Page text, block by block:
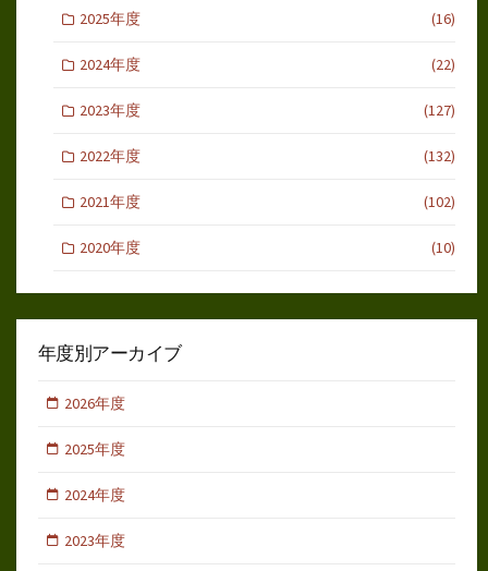
2025年度 (16)
2024年度 (22)
2023年度 (127)
2022年度 (132)
2021年度 (102)
2020年度 (10)
年度別アーカイブ
2026年度
2025年度
2024年度
2023年度